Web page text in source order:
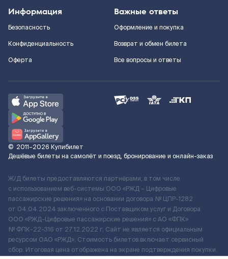
Информация
Безопасность
Конфиденциальность
Оферта
Важные ответы
Оформление и покупка
Возврат и обмен билета
Все вопросы и ответы
© 2011–2026 Купибилет
Дешёвые билеты на самолёт и поезд, бронирование и онлайн-заказ
Ж/Д билеты предоставляются партнёрами, в том числе
с использованием веб-системы ООО «РЖД – Цифровые
пассажирские решения» на основании договора № ЦПР-1282
от 04.04.2024 заключенного с Поставщиком услуг и Договора
ООО «РЖД-Цифровые пассажирские решения» c АО «ФПК»
№ ФПК-22-316 от 27.12.2022 г. Сайт не является официальным
ресурсом ОАО «РЖД». Стоимость билетов включает сервисный
сбор. Итоговая цена отображена на экране подтверждения покупки.